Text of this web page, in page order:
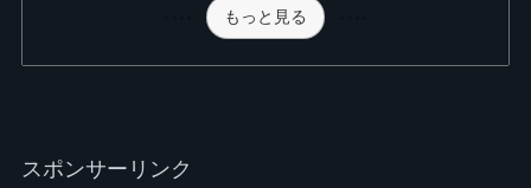
もっと見る
スポンサーリンク